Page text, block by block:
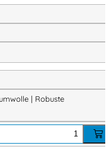
tragen
Bau und Industrie.
| Robuste